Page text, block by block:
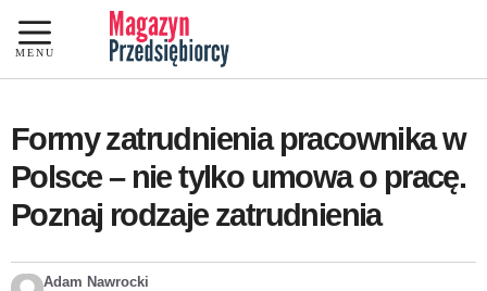
Przejdź
do
treści
MENU
Formy zatrudnienia pracownika w
Polsce – nie tylko umowa o pracę.
Poznaj rodzaje zatrudnienia
Adam Nawrocki